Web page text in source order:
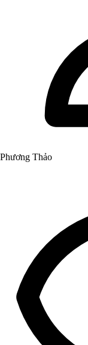
Phương Thảo